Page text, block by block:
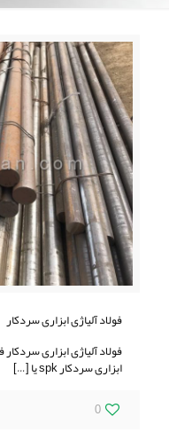
فولاد آلیاژی ابزاری سردکار
فولاد آلیاژی ابزاری
ابزاری سردکار spk یا
[…]
0